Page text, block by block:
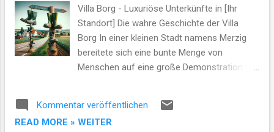
Villa Borg - Luxuriöse Unterkünfte in [Ihr
Standort] Die wahre Geschichte der Villa
Borg In einer kleinen Stadt namens Merzig
bereitete sich eine bunte Menge von
Menschen auf eine große Demonstration vor
CDU , was für eine ungewöhnliche Mischung
sorgte . Sie hatten sich versammelt , um
Kommentar veröffentlichen
READ MORE » WEITER